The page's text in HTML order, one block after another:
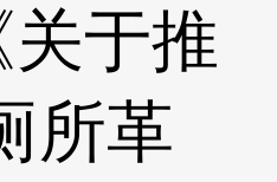
于推
所革